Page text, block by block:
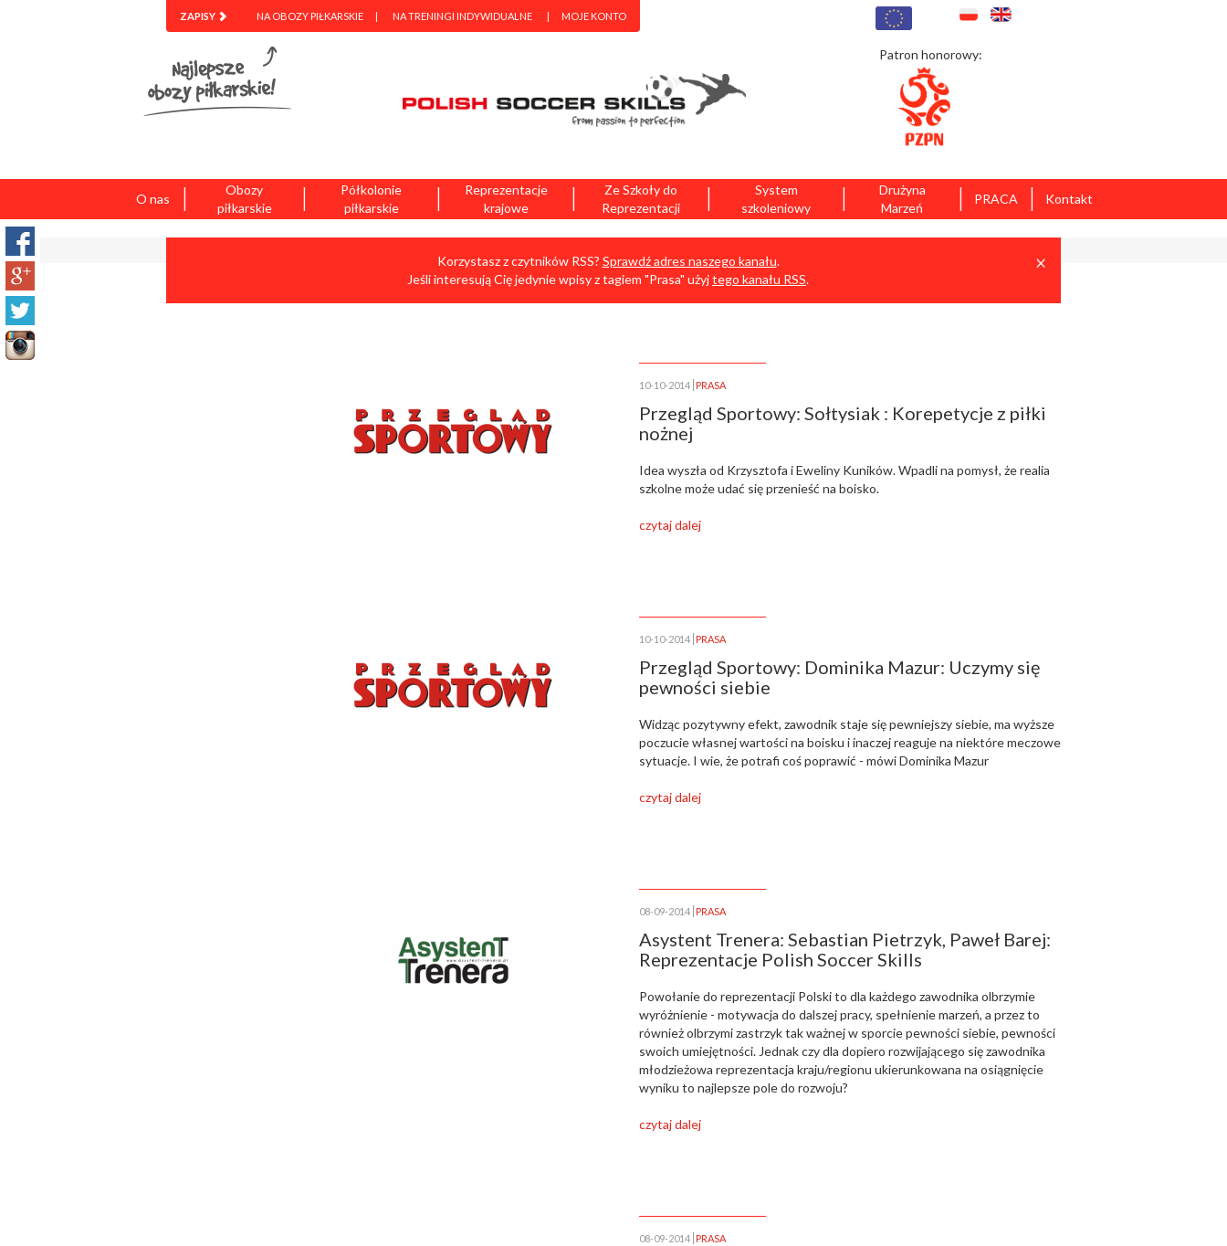
ZAPISY NA OBOZY PIŁKARSKIE NA TRENINGI INDYWIDUALNE MOJE KONTO
Patron honorowy:
O nas
Obozy
piłkarskie
|
Półkolonie
piłkarskie
|
Reprezentacje
krajowe
|
Ze Szkoły do
Reprezentacji
|
System
szkoleniowy
|
Drużyna
Marzeń
| PRACA
| Kontakt
|
×
Korzystasz z czytników RSS? Sprawdź adres naszego kanału.
Jeśli interesują Cię jedynie wpisy z tagiem "Prasa" użyjtego kanału RSS.
10-10-2014 PRASA
Przegląd Sportowy: Sołtysiak : Korepetycje z piłki
nożnej
Idea wyszła od Krzysztofa i Eweliny Kuników. Wpadli na pomysł, że realia
szkolne może udać się przenieść na boisko.
czytaj dalej
10-10-2014 PRASA
Przegląd Sportowy: Dominika Mazur: Uczymy się
pewności siebie
Widząc pozytywny efekt, zawodnik staje się pewniejszy siebie, ma wyższe
poczucie własnej wartości na boisku i inaczej reaguje na niektóre meczowe
sytuacje. I wie, że potrafi coś poprawić - mówi Dominika Mazur
czytaj dalej
08-09-2014 PRASA
Asystent Trenera: Sebastian Pietrzyk, Paweł Barej:
Reprezentacje Polish Soccer Skills
Powołanie do reprezentacji Polski to dla każdego zawodnika olbrzymie
wyróżnienie - motywacja do dalszej pracy, spełnienie marzeń, a przez to
również olbrzymi zastrzyk tak ważnej w sporcie pewności siebie, pewności
swoich umiejętności. Jednak czy dla dopiero rozwijającego się zawodnika
młodzieżowa reprezentacja kraju/regionu ukierunkowana na osiągnięcie
wyniku to najlepsze pole do rozwoju?
czytaj dalej
08-09-2014 PRASA